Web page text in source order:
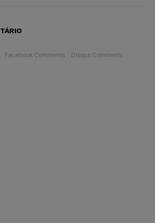
Facebook Comments Disqus Comments